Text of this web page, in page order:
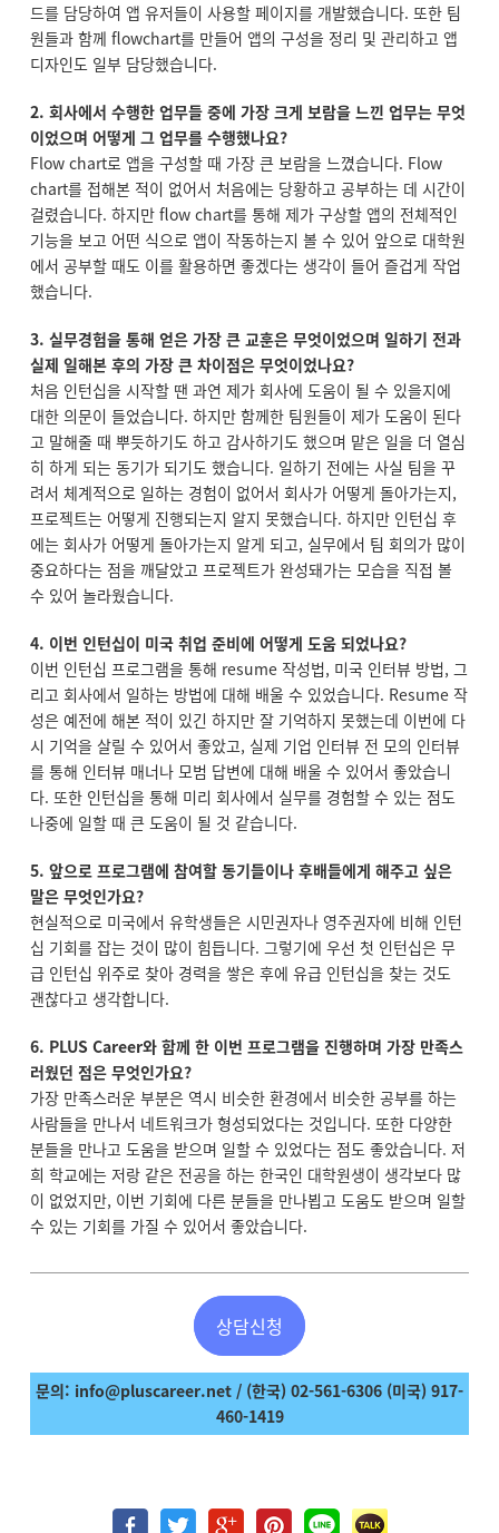
드를 담당하여 앱 유저들이 사용할 페이지를 개발했습니다. 또한 팀
원들과 함께 flowchart를 만들어 앱의 구성을 정리 및 관리하고 앱
디자인도 일부 담당했습니다.
2. 회사에서 수행한 업무들 중에 가장 크게 보람을 느낀 업무는 무엇
이었으며 어떻게 그 업무를 수행했나요?
Flow chart로 앱을 구성할 때 가장 큰 보람을 느꼈습니다. Flow
chart를 접해본 적이 없어서 처음에는 당황하고 공부하는 데 시간이
걸렸습니다. 하지만 flow chart를 통해 제가 구상할 앱의 전체적인
기능을 보고 어떤 식으로 앱이 작동하는지 볼 수 있어 앞으로 대학원
에서 공부할 때도 이를 활용하면 좋겠다는 생각이 들어 즐겁게 작업
했습니다.
3. 실무경험을 통해 얻은 가장 큰 교훈은 무엇이었으며 일하기 전과
실제 일해본 후의 가장 큰 차이점은 무엇이었나요?
처음 인턴십을 시작할 땐 과연 제가 회사에 도움이 될 수 있을지에
대한 의문이 들었습니다. 하지만 함께한 팀원들이 제가 도움이 된다
고 말해줄 때 뿌듯하기도 하고 감사하기도 했으며 맡은 일을 더 열심
히 하게 되는 동기가 되기도 했습니다. 일하기 전에는 사실 팀을 꾸
려서 체계적으로 일하는 경험이 없어서 회사가 어떻게 돌아가는지,
프로젝트는 어떻게 진행되는지 알지 못했습니다. 하지만 인턴십 후
에는 회사가 어떻게 돌아가는지 알게 되고, 실무에서 팀 회의가 많이
중요하다는 점을 깨달았고 프로젝트가 완성돼가는 모습을 직접 볼
수 있어 놀라웠습니다.
4. 이번 인턴십이 미국 취업 준비에 어떻게 도움 되었나요?
이번 인턴십 프로그램을 통해 resume 작성법, 미국 인터뷰 방법, 그
리고 회사에서 일하는 방법에 대해 배울 수 있었습니다. Resume 작
성은 예전에 해본 적이 있긴 하지만 잘 기억하지 못했는데 이번에 다
시 기억을 살릴 수 있어서 좋았고, 실제 기업 인터뷰 전 모의 인터뷰
를 통해 인터뷰 매너나 모범 답변에 대해 배울 수 있어서 좋았습니
다. 또한 인턴십을 통해 미리 회사에서 실무를 경험할 수 있는 점도
나중에 일할 때 큰 도움이 될 것 같습니다.
5. 앞으로 프로그램에 참여할 동기들이나 후배들에게 해주고 싶은
말은 무엇인가요?
현실적으로 미국에서 유학생들은 시민권자나 영주권자에 비해 인턴
십 기회를 잡는 것이 많이 힘듭니다. 그렇기에 우선 첫 인턴십은 무
급 인턴십 위주로 찾아 경력을 쌓은 후에 유급 인턴십을 찾는 것도
괜찮다고 생각합니다.
6. PLUS Career와 함께 한 이번 프로그램을 진행하며 가장 만족스
러웠던 점은 무엇인가요?
가장 만족스러운 부분은 역시 비슷한 환경에서 비슷한 공부를 하는
사람들을 만나서 네트워크가 형성되었다는 것입니다. 또한 다양한
분들을 만나고 도움을 받으며 일할 수 있었다는 점도 좋았습니다. 저
희 학교에는 저랑 같은 전공을 하는 한국인 대학원생이 생각보다 많
이 없었지만, 이번 기회에 다른 분들을 만나뵙고 도움도 받으며 일할
수 있는 기회를 가질 수 있어서 좋았습니다.
상담신청
문의: info@pluscareer.net / (한국) 02-561-6306 (미국) 917-
460-1419